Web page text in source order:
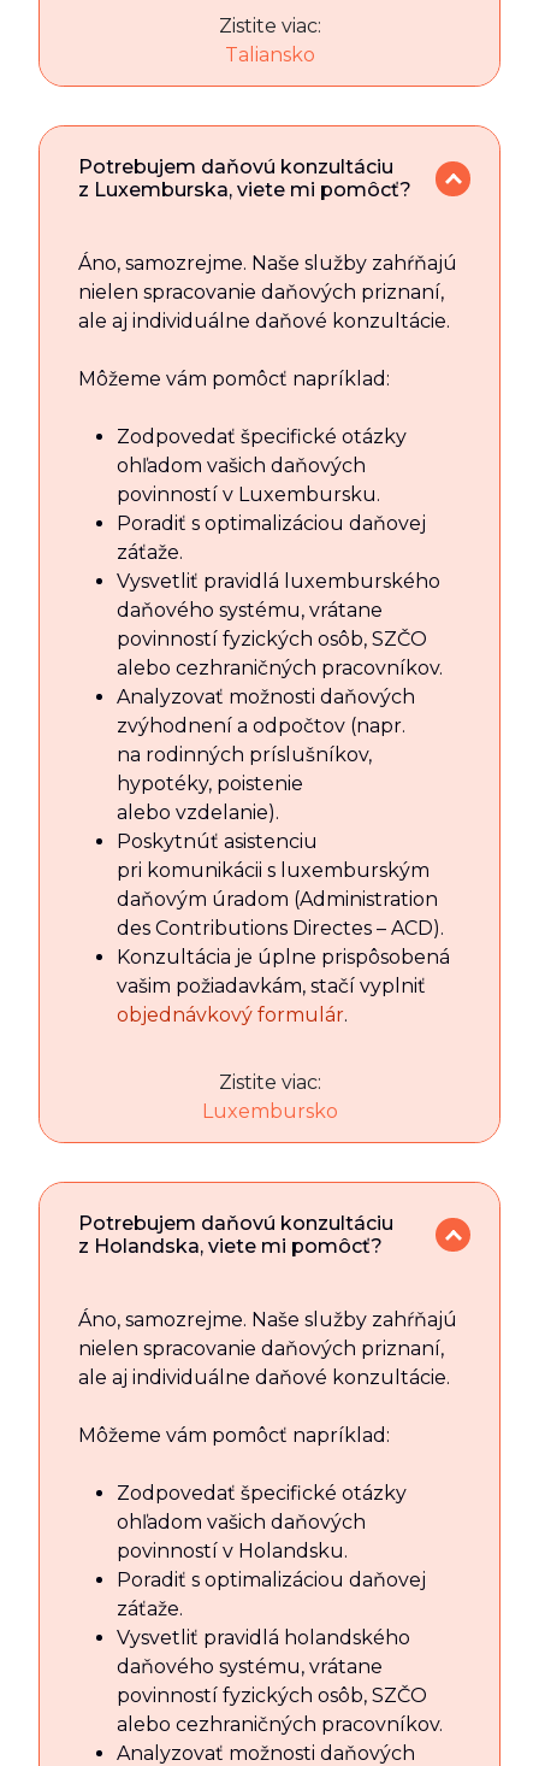
Zistite viac:
Taliansko
Potrebujem daňovú konzultáciu
z Luxemburska, viete mi pomôcť?
Áno, samozrejme. Naše služby zahŕňajú
nielen spracovanie daňových priznaní,
ale aj individuálne daňové konzultácie.
Môžeme vám pomôcť napríklad:
Zodpovedať špecifické otázky
ohľadom vašich daňových
povinností v Luxembursku.
Poradiť s optimalizáciou daňovej
záťaže.
Vysvetliť pravidlá luxemburského
daňového systému, vrátane
povinností fyzických osôb, SZČO
alebo cezhraničných pracovníkov.
Analyzovať možnosti daňových
zvýhodnení a odpočtov (napr.
na rodinných príslušníkov,
hypotéky, poistenie
alebo vzdelanie).
Poskytnúť asistenciu
pri komunikácii s luxemburským
daňovým úradom (Administration
des Contributions Directes – ACD).
Konzultácia je úplne prispôsobená
vašim požiadavkám, stačí vyplniť
objednávkový formulár.
Zistite viac:
Luxembursko
Potrebujem daňovú konzultáciu
z Holandska, viete mi pomôcť?
Áno, samozrejme. Naše služby zahŕňajú
nielen spracovanie daňových priznaní,
ale aj individuálne daňové konzultácie.
Môžeme vám pomôcť napríklad:
Zodpovedať špecifické otázky
ohľadom vašich daňových
povinností v Holandsku.
Poradiť s optimalizáciou daňovej
záťaže.
Vysvetliť pravidlá holandského
daňového systému, vrátane
povinností fyzických osôb, SZČO
alebo cezhraničných pracovníkov.
Analyzovať možnosti daňových